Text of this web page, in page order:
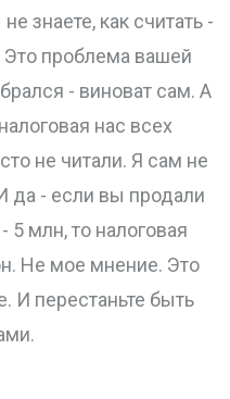
знаете, как считать -
Это проблема вашей
- виноват сам. А
нас всех
не читали. Я сам не
да - если вы продали
5 млн, то налоговая
Не мое мнение. Это
И перестаньте быть